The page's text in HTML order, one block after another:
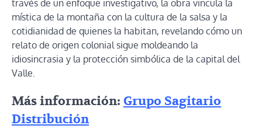
través de un enfoque investigativo, la obra vincula la
mística de la montaña con la cultura de la salsa y la
cotidianidad de quienes la habitan, revelando cómo un
relato de origen colonial sigue moldeando la
idiosincrasia y la protección simbólica de la capital del
Valle.
Más información: Grupo Sagitario
Distribución